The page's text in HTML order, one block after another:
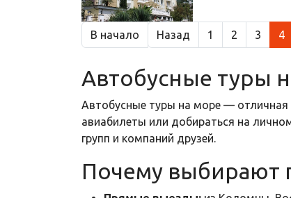
В начало Назад 1 2 3 4
Автобусные туры
Автобусные туры на море — отличная
авиабилеты или добираться на
групп и компаний друзей.
Почему выбирают